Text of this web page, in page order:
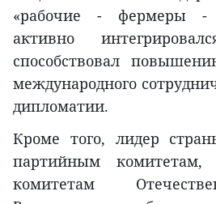
«рабочие - фермеры -
активно
способствовал
международного
дипломатии.
Кроме того, лидер
партийным комитетам,
комитетам